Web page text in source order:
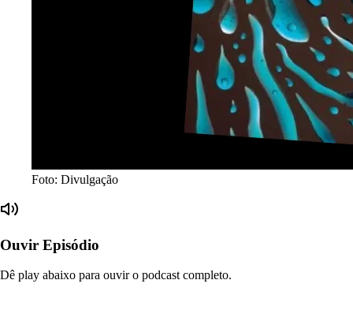
Foto: Divulgação
Ouvir Episódio
Dê play abaixo para ouvir o podcast completo.